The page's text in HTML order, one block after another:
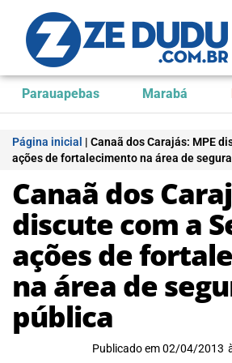
Parauapebas Marabá
Página inicial | Canaã dos Carajás: MPE
ações de fortalecimento na área de
Canaã dos
discute com a
ações de
na área de
pública
Publicado em 02/04/2013